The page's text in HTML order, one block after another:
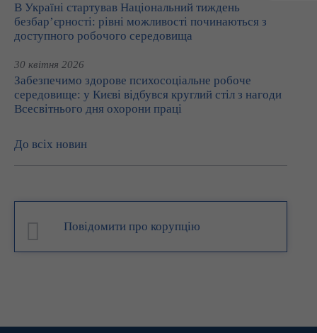
В Україні стартував Національний тиждень
безбар’єрності: рівні можливості починаються з
доступного робочого середовища
30 квітня 2026
Забезпечимо здорове психосоціальне робоче
середовище: у Києві відбувся круглий стіл з нагоди
Всесвітнього дня охорони праці
До всіх новин
Повідомити про корупцію